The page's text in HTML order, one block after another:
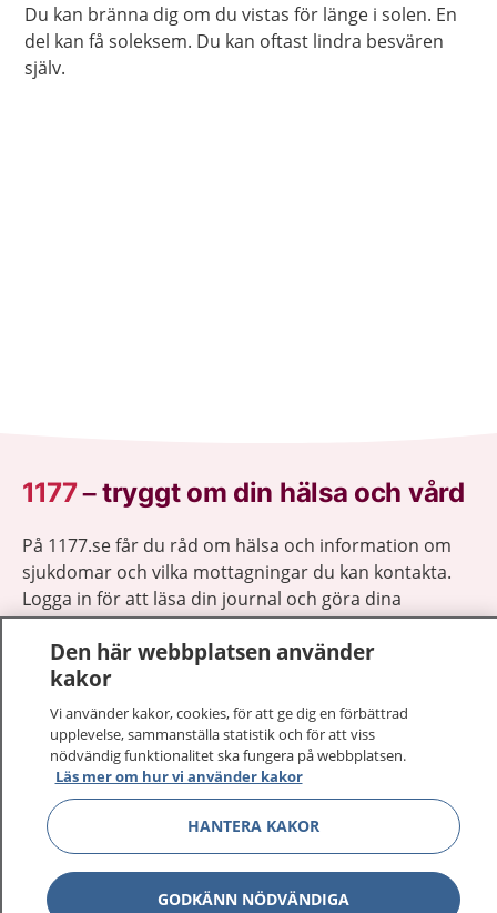
Du kan bränna dig om du vistas för länge i solen. En
del kan få soleksem. Du kan oftast lindra besvären
själv.
1177–tryggt om din hälsa och vård
På 1177.se får du råd om hälsa och information om
sjukdomar och vilka mottagningar du kan kontakta.
Logga in för att läsa din journal och göra dina
vårdärenden. Ring telefonnummer 1177 för
sjukvårdsrådgivning dygnet runt.
1177 ger dig råd när du vill må bättre.
1177 på flera språk Visa
Om 1177 Visa
Den här webbplatsen använder
kakor
Vi använder kakor, cookies, för att ge dig en förbättrad
upplevelse, sammanställa statistik och för att viss
nödvändig funktionalitet ska fungera på webbplatsen.
Läs mer om hur vi använder kakor
HANTERA KAKOR
GODKÄNN NÖDVÄNDIGA